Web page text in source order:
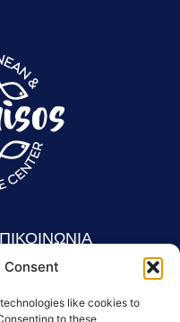
Consent
like cookies to
to these
μέλος